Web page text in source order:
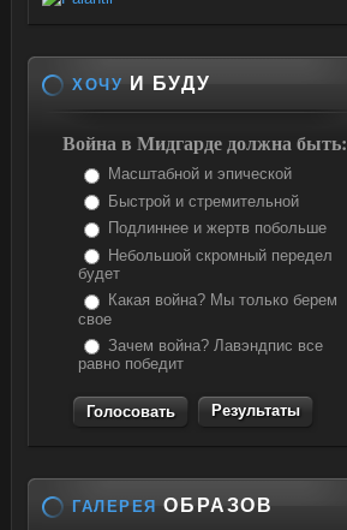
ХОЧУ И БУДУ
Война в Мидгарде должна быть:
Масштабной и эпической
Быстрой и стремительной
Подлиннее и жертв побольше
Небольшой скромный передел
будет
Какая война? Мы только берем
свое
Зачем война? Лавэндпис все
равно победит
Результаты
ГАЛЕРЕЯ ОБРАЗОВ